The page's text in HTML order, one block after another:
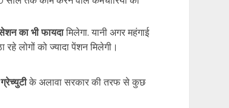
का भी फायदाम‍िलेगा. यानी अगर महंगाई
लोगों को ज्यादा पेंशन मिलेगी।
ग्रेच्युटीके अलावा सरकार की तरफ से कुछ